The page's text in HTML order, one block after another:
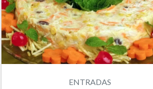
ENTRADAS